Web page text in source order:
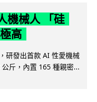
機械人 「硅
高
研發出首款 AI 性愛機械
斤，內置 165 種親密...